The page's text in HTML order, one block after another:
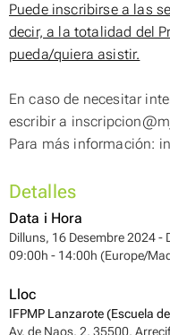
Puede inscribirse a las
decir, a la totalidad del
pueda/quiera asistir.
En caso de necesitar
escribir a
Para más información:
Detalles
Data i Hora
Dilluns, 16 Desembre 2024 -
09:00h - 14:00h (Europe/
Lloc
IFPMP Lanzarote (Escuela
Av. de Naos, 2, 35500,